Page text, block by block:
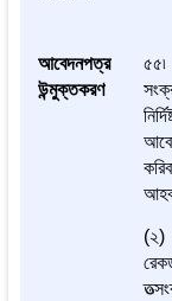
আবেদনপত্র
উন্মুক্তকরণ
(২)